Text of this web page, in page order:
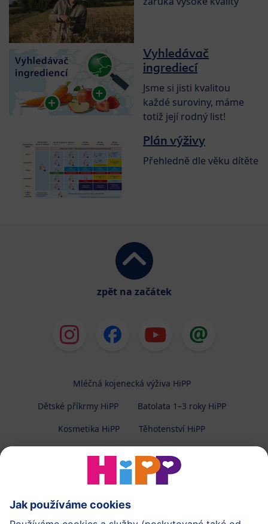
Vyhledávač
ingrediecí
Jsme si jisti kvalitou
každé suroviny, máme
totiž její rodný list!
Plán výživy
Přehledně dle věku dítěte
zpět na začátek
Mléčná kojenecká výživa HiPP
Dětské příkrmy HiPP
Batolata 1–3 roky HiPP
Kosmetika HiPP
Těhotenství HiPP
Ochrana osobních údajů
Zpracování osobních údajů (BabyClub)